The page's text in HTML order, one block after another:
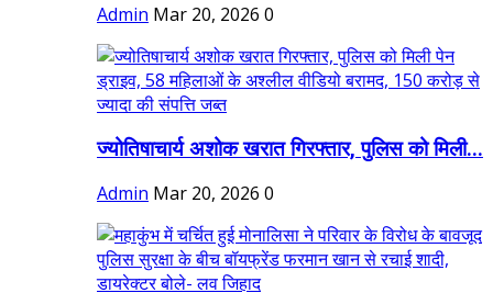
Admin Mar 20, 2026 0
ज्योतिषाचार्य अशोक खरात गिरफ्तार, पुलिस को मिली...
Admin Mar 20, 2026 0